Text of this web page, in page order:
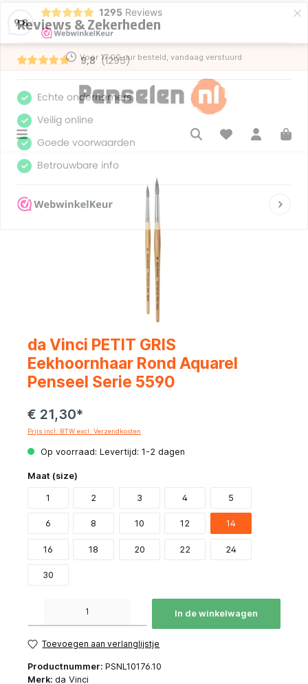
9,8
1295 Reviews ×
hoofdinhoud
Voor 17:00 uur besteld, vandaag verstuurd
da Vinci PETIT GRIS
Eekhoornhaar Rond Aquarel
Penseel Serie 5590
€ 21,30*
Prijs incl. BTW excl. Verzendkosten
Op voorraad: Levertijd: 1-2 dagen
Maat (size)
1 2 3 4 5
6 8 10 12 14
16 18 20 22 24
30
Producthoeveelheid: Voer de gewenste hoeveelheid in of gebruik de knoppen om de
In de winkelwagen
Toevoegen aan verlanglijstje
Productnummer: PSNL10176.10
Merk: da Vinci